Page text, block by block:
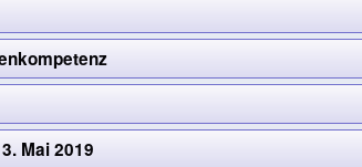
Mai 2019